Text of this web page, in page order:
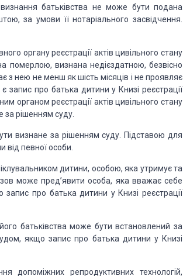
батьківства не може бути подана
за умови їїнотаріального засвідчен­ня.
органу реєстрації актів цивільного стану
померлою, визнана недієздатною, безвісно
з нею не менш як шість місяців і не проявляє
запис про батька дитини у Книзі реєстрації
органом реєстрації актів цивільного стану
за рішенням суду.
визнане за рішенням суду. Підставою для
від певної особи.
дитини, особою, яка утримує та
може пред’явити особа, яка вважає себе
запис про батька дитини у Книзі реєстрації
батьківства може бути вста­новлений за
якщо запис про батька дитини у Книзі
допоміжних репродуктивних тех­нологій,